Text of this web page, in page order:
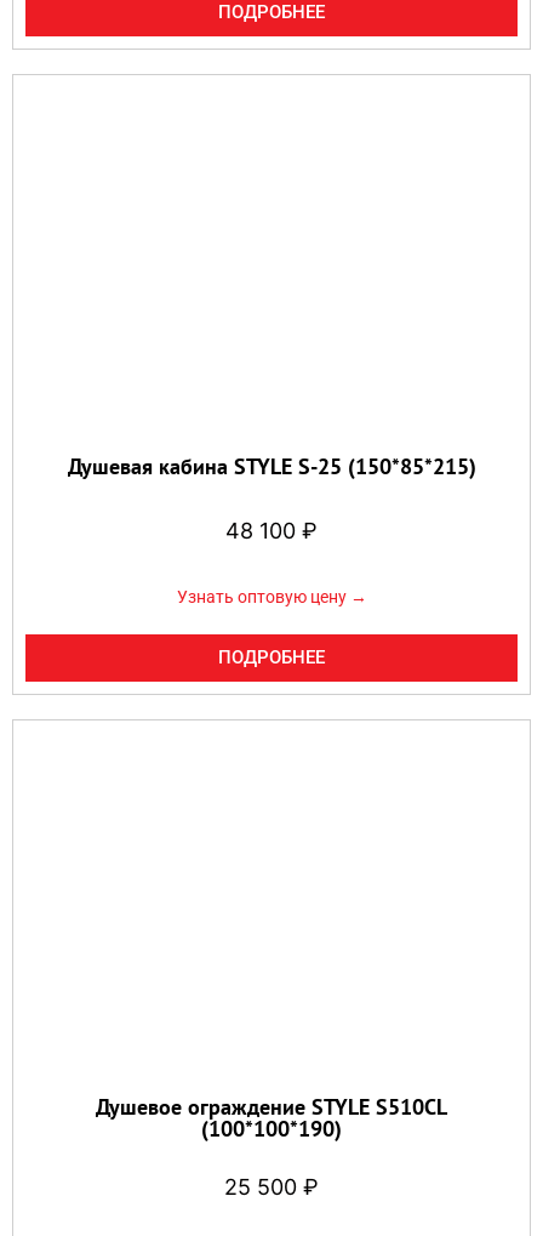
ПОДРОБНЕЕ
Душевая кабина STYLE S-25 (150*85*215)
48 100 ₽
Узнать оптовую цену →
ПОДРОБНЕЕ
Душевое ограждение STYLE S510CL
(100*100*190)
25 500 ₽